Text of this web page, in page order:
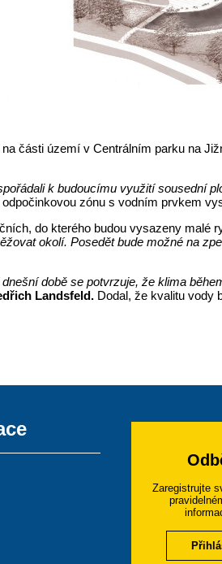
části území v Centrálním parku na
k budoucímu využití sousední
zónu s vodním prvkem
do kterého budou vysazeny malé
okolí. Posedět bude možné na
dnešní době se potvrzuje, že klima
Landsfeld. Dodal, že kvalitu vody
Zaregistrujte